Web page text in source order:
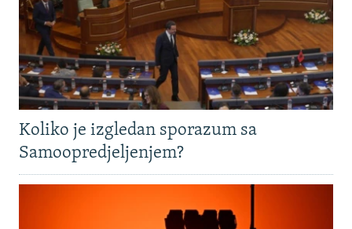
Koliko je izgledan sporazum sa
Samoopredjeljenjem?